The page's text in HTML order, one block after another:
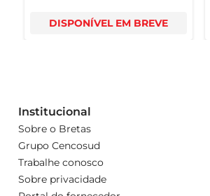
DISPONÍVEL EM BREVE
Institucional
Sobre o Bretas
Grupo Cencosud
Trabalhe conosco
Sobre privacidade